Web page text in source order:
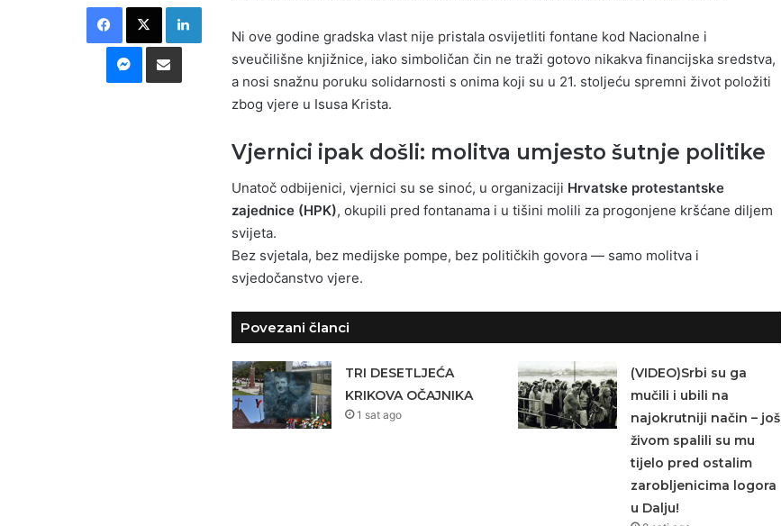
Ni ove godine gradska vlast nije pristala osvijetliti fontane kod Nacionalne i
sveučilišne knjižnice, iako simboličan čin ne traži gotovo nikakva financijska sredstva,
a nosi snažnu poruku solidarnosti s onima koji su u 21. stoljeću spremni život položiti
zbog vjere u Isusa Krista.
Vjernici ipak došli: molitva umjesto šutnje politike
Unatoč odbijenici, vjernici su se sinoć, u organizaciji Hrvatske protestantske
zajednice (HPK), okupili pred fontanama i u tišini molili za progonjene kršćane diljem
svijeta.
Bez svjetala, bez medijske pompe, bez političkih govora — samo molitva i
svjedočanstvo vjere.
Povezani članci
TRI DESETLJEĆA
KRIKOVA OČAJNIKA
1 sat ago
(VIDEO)Srbi su ga
mučili i ubili na
najokrutniji način – još
živom spalili su mu
tijelo pred ostalim
zarobljenicima logora
u Dalju!
Facebook
X LinkedIn
Messenger
Podijeli putem E-maila